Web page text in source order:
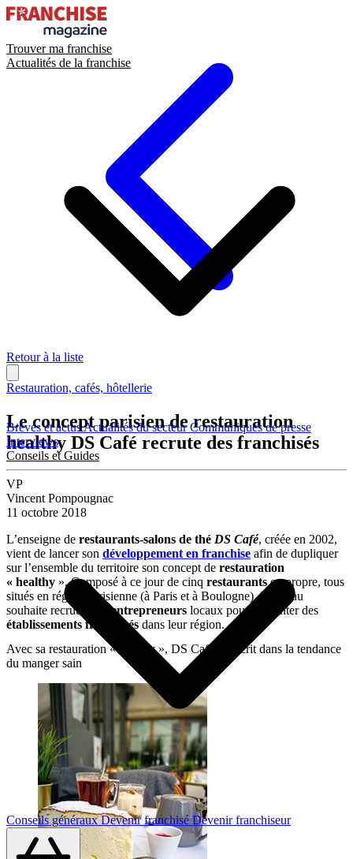
Trouver ma franchise
Actualités de la franchise
Brèves et actusActualités du secteurCommuniqués de presse
Interviews
Conseils et Guides
Conseils générauxDevenir franchiséDevenir franchiseur
Retour à la liste
Restauration, cafés, hôtellerie
Le concept parisien de restauration
healthy DS Café recrute des franchisés
VP
Vincent Pompougnac
11 octobre 2018
L’enseigne de restaurants-salons de thé DS Café, créée en 2002,
vient de lancer son développement en franchise afin de dupliquer
sur l’ensemble du territoire son concept de restauration
« healthy ». Composé à ce jour de cinq restaurantsen propre, tous
situés en région parisienne (à Paris et à Boulogne), le réseau
souhaite recruter des entrepreneurs locaux pour implanter des
établissements franchisés dans leur région.
Avec sa restauration « healthy », DS Café s’inscrit dans la tendance
du manger sain